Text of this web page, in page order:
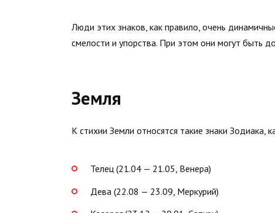
Люди этих знаков, как правило, очень
смелости и упорства. При этом они могут быть
Земля
К стихии Земли относятся такие знаки Зодиака,
Телец (21.04 — 21.05, Венера)
Дева (22.08 — 23.09, Меркурий)